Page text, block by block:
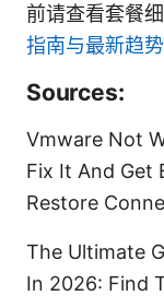
前请查看套餐
指南与最新趋
Sources:
Vmware Not
Fix It And Get
Restore
The Ultimate
In 2026: Find